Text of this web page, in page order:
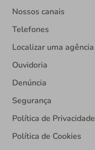
Nossos canais
Telefones
Localizar uma agência
Ouvidoria
Denúncia
Segurança
Política de Privacidade
Política de Cookies